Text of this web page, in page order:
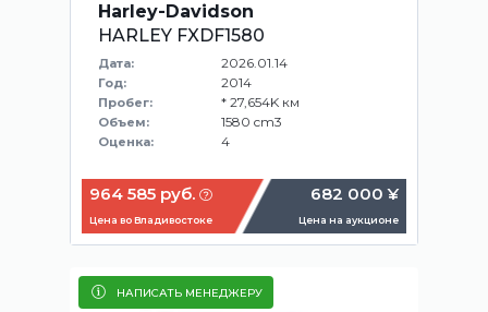
Harley-Davidson
HARLEY FXDF1580
Дата: 2026.01.14
Год: 2014
Пробег: * 27,654K км
Объем: 1580 cm3
Оценка: 4
964 585 руб.
Цена во Владивостоке
682 000 ¥
Цена на аукционе
НАПИСАТЬ МЕНЕДЖЕРУ